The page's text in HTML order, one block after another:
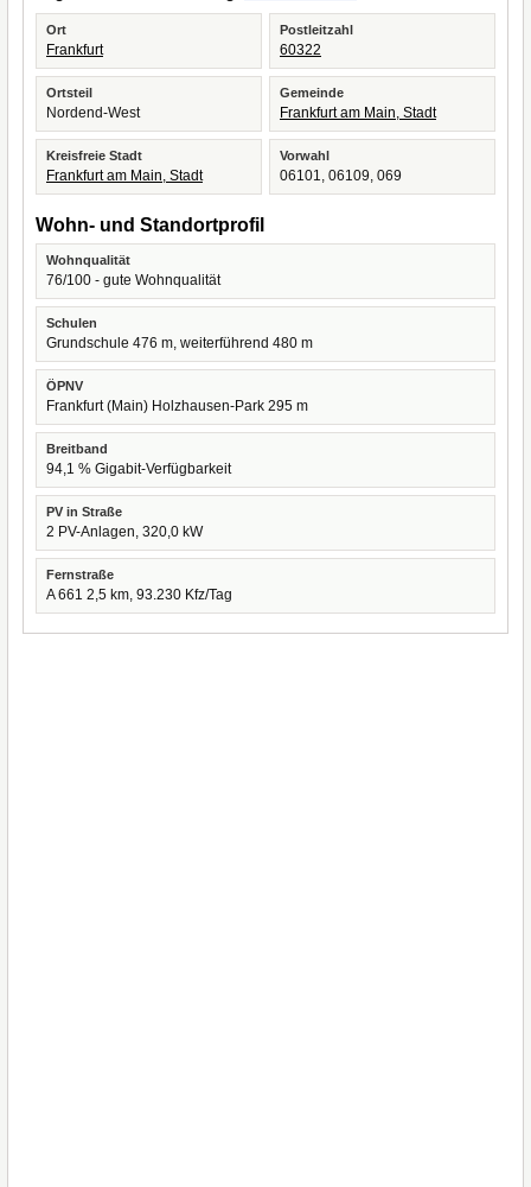
Ort
Frankfurt
Postleitzahl
60322
Ortsteil
Nordend-West
Gemeinde
Frankfurt am Main, Stadt
Kreisfreie Stadt
Frankfurt am Main, Stadt
Vorwahl
06101, 06109, 069
Wohn- und Standortprofil
Wohnqualität
76/100 - gute Wohnqualität
Schulen
Grundschule 476 m, weiterführend 480 m
ÖPNV
Frankfurt (Main) Holzhausen-Park 295 m
Breitband
94,1 % Gigabit-Verfügbarkeit
PV in Straße
2 PV-Anlagen, 320,0 kW
Fernstraße
A 661 2,5 km, 93.230 Kfz/Tag